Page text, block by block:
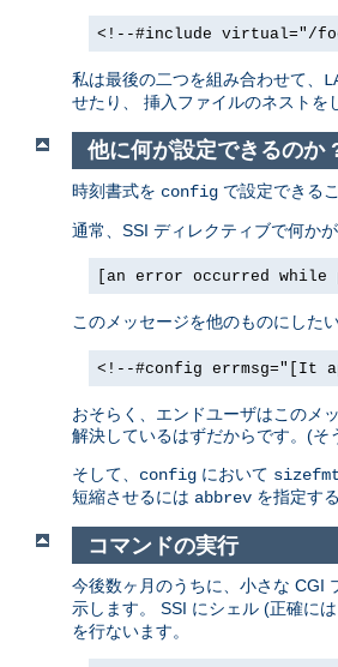
<!--#include virtual="/
私は最後の二つを組み合わせて、
せたり、 挿入ファイルのネストを
他に何が設定できるのか
時刻書式を config で設定できる
通常、SSI ディレクティブで何か
[an error occurred
このメッセージを他のものにしたい
<!--#config errmsg="[It
おそらく、エンドユーザはこのメ
解決しているはずだからです。(そ
そして、 config において sizefmt
短縮させるには abbrev を指定す
コマンドの実行
今後数ヶ月のうちに、小さな CGI
示します。 SSI にシェル (正確には
を行ないます。